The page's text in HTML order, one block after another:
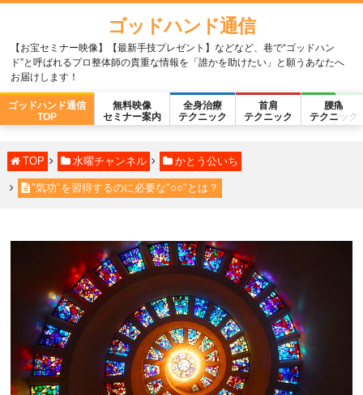
ゴッドハンド通信
【お宝セミナー映像】【最新手技プレゼント】などなど、巷で“ゴッドハン
ド”と呼ばれるプロ整体師の貴重な情報を「誰かを助けたい」と願うあなたへ
お届けします！
ゴッドハンド通信
TOP
無料映像
セミナー案内
全身治療
テクニック
首肩
テクニック
腰痛
テクニック
TOP 水曜チャンネル かとう公いち
"気功"を習得するのに必要な"○○"とは？